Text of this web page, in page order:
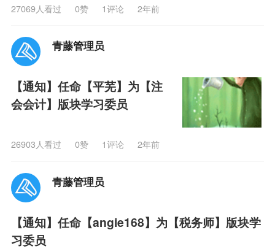
27069人看过 0赞 1评论 2年前
青藤管理员
【通知】任命【平芜】为【注
会会计】版块学习委员
26903人看过 0赞 1评论 2年前
青藤管理员
【通知】任命【angie168】为【税务师】版块学
习委员